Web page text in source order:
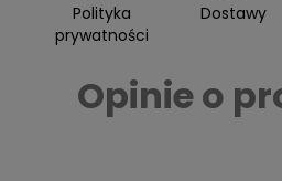
Polityka
prywatności
Dostawy
Opinie o